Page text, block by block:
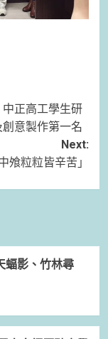
正高工學生研
意製作第一名
Next:
飧粒粒皆辛苦」
蝠影、竹林尋